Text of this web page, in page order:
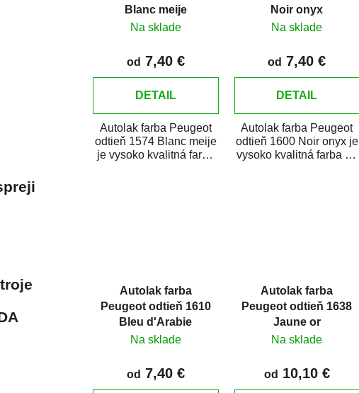
Blanc meije
Na sklade
od 7,40 €
DETAIL
Autolak farba Peugeot
odtieň 1574 Blanc meije
je vysoko kvalitná farba
Noir onyx
Na sklade
od 7,40 €
DETAIL
Autolak farba Peugeot
odtieň 1600 Noir onyx je
vysoko kvalitná farba na
Autolak farba
Peugeot odtieň 1610
Bleu d'Arabie
Na sklade
od 7,40 €
Autolak farba
Peugeot odtieň 1638
Jaune or
Na sklade
od 10,10 €